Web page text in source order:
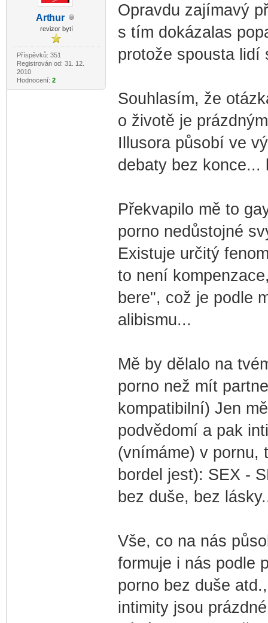
Arthur
revizor bytí
Příspěvků: 351
Registrován od: 31. 12.
2010
Hodnocení: 2
Opravdu zajímavý
s tím dokázalas
protože spousta lidí
Souhlasím, že
o životě je
Illusora působí ve
debaty bez konce...
Překvapilo mě to
porno nedůstojné
Existuje určitý
to není
bere", což je podle
alibismu...
Mě by dělalo na
porno než mít
kompatibilní) Jen
podvědomí a pak
(vnímáme) v pornu,
bordel jest): SEX -
bez duše, bez
Vše, co na nás
formuje i nás podle
porno bez duše
intimity jsou